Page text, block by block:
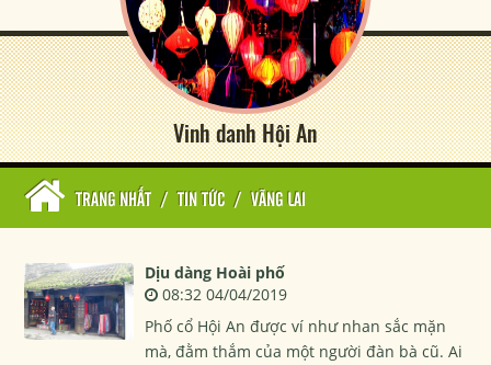
Vinh danh Hội An
TRANG NHẤT / TIN TỨC / VÃNG LAI
Dịu dàng Hoài phố
08:32 04/04/2019
Phố cổ Hội An được ví như nhan sắc mặn
mà, đằm thắm của một người đàn bà cũ. Ai